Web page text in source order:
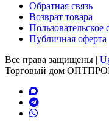
Обратная связь
Возврат товара
Пользовательское
Публичная оферта
Все права защищены |
Торговый дом